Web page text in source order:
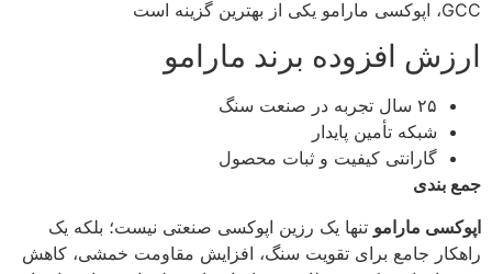
GCC، اپوکسی مارامو یکی از بهترین گزینه‌ است
ارزش افزوده برند مارامو
۲۵ سال تجربه در صنعت سنگ
شبکه تأمین پایدار
گارانتی کیفیت و ثبات محصول
جمع‌ بندی
اپوکسی مارامو تنها یک رزین اپوکسی صنعتی نیست؛ بلکه یک
راهکار جامع برای تقویت سنگ، افزایش مقاومت خمشی، کاهش